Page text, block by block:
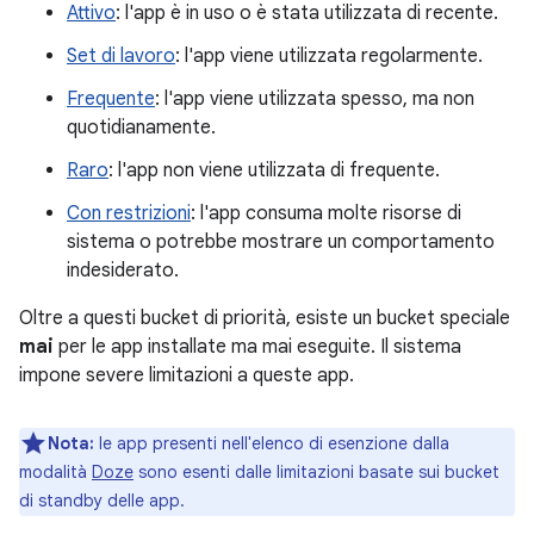
Attivo: l'app è in uso o è stata utilizzata di recente.
Set di lavoro: l'app viene utilizzata regolarmente.
Frequente: l'app viene utilizzata spesso, ma non
quotidianamente.
Raro: l'app non viene utilizzata di frequente.
Con restrizioni: l'app consuma molte risorse di
sistema o potrebbe mostrare un comportamento
indesiderato.
Oltre a questi bucket di priorità, esiste un bucket speciale
mai per le app installate ma mai eseguite. Il sistema
impone severe limitazioni a queste app.
Nota: le app presenti nell'elenco di esenzione dalla
modalità Doze sono esenti dalle limitazioni basate sui bucket
di standby delle app.